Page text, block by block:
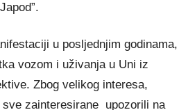
u posljednjim godinama,
vozom i uživanja u Uni iz
Zbog velikog interesa,
zainteresirane upozorili na